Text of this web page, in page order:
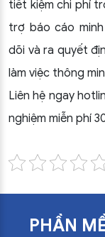
tiết kiệm chi phí
trợ báo cáo
dõi và ra quyết
làm việc thông
Liên hệ ngay
nghiệm miễn phí
PHẦN